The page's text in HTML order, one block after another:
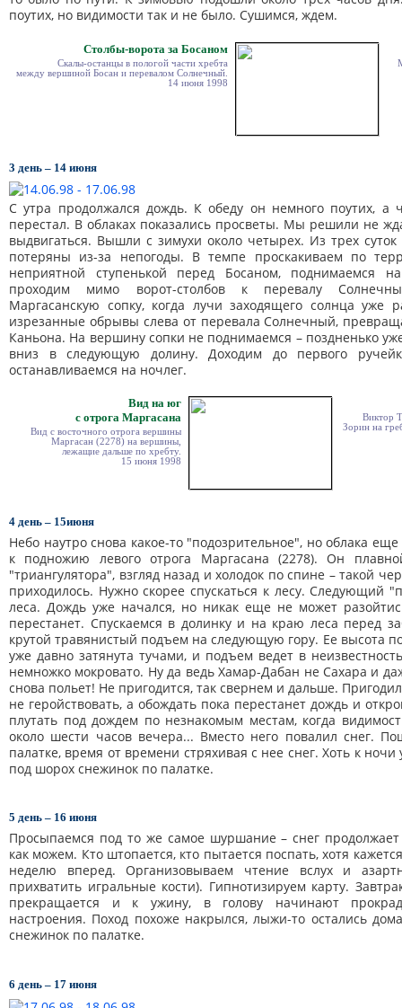
поутих, но видимости так и не было. Сушимся, ждем.
Столбы-ворота за Босаном
Скалы-останцы в пологой части хребта
между вершиной Босан и перевалом Солнечный.
14 июня 1998
3 день – 14 июня
С утра продолжался дождь. К обеду он немного поутих, а
перестал. В облаках показались просветы. Мы решили не
выдвигаться. Вышли с зимухи около четырех. Из трех
потеряны из-за непогоды. В темпе проскакиваем по
неприятной ступенькой перед Босаном, поднимаемся
проходим мимо ворот-столбов к перевалу
Маргасанскую сопку, когда лучи заходящего солнца уже
изрезанные обрывы слева от перевала Солнечный,
Каньона. На вершину сопки не поднимаемся – поздненько
вниз в следующую долину. Доходим до первого
останавливаемся на ночлег.
Вид на юг
с отрога Маргасана
Вид с восточного отрога вершины
Маргасан (2278) на вершины,
лежащие дальше по хребту.
15 июня 1998
Виктор
Зорин на
4 день – 15июня
Небо наутро снова какое-то "подозрительное", но облака
к подножию левого отрога Маргасана (2278). Он
"триангулятора", взгляд назад и холодок по спине – такой
приходилось. Нужно скорее спускаться к лесу.
леса. Дождь уже начался, но никак еще не может
перестанет. Спускаемся в долинку и на краю леса перед
крутой травянистый подъем на следующую гору. Ее высота
уже давно затянута тучами, и подъем ведет в
немножко мокровато. Ну да ведь Хамар-Дабан не Сахара и
снова польет! Не пригодится, так свернем и дальше.
не геройствовать, а обождать пока перестанет дождь и
плутать под дождем по незнакомым местам, когда
около шести часов вечера... Вместо него повалил снег.
палатке, время от времени стряхивая с нее снег. Хоть к
под шорох снежинок по палатке.
5 день – 16 июня
Просыпаемся под то же самое шуршание – снег
как можем. Кто штопается, кто пытается поспать, хотя
неделю вперед. Организовываем чтение вслух и
прихватить игральные кости). Гипнотизируем карту.
прекращается и к ужину, в голову начинают
настроения. Поход похоже накрылся, лыжи-то остались
снежинок по палатке.
6 день – 17 июня